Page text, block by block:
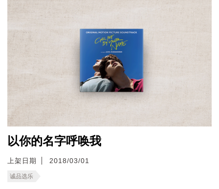
以你的名字呼唤我
上架日期 2018/03/01
诚品选乐